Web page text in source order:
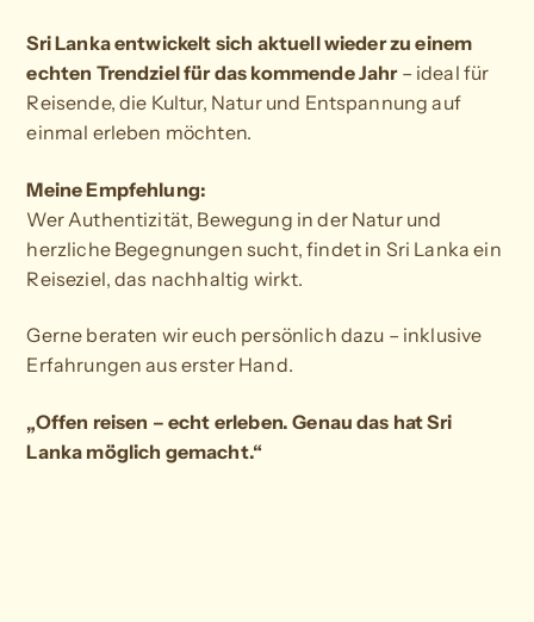
Sri Lanka entwickelt sich aktuell wieder zu einem
echten Trendziel für das kommende Jahr– ideal für
Reisende, die Kultur, Natur und Entspannung auf
einmal erleben möchten.
Meine Empfehlung:
Wer Authentizität, Bewegung in der Natur und
herzliche Begegnungen sucht, findet in Sri Lanka ein
Reiseziel, das nachhaltig wirkt.
Gerne beraten wir euch persönlich dazu – inklusive
Erfahrungen aus erster Hand.
„Offen reisen – echt erleben. Genau das hat Sri
Lanka möglich gemacht.“